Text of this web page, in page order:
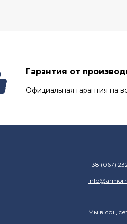
Гарантия от
Официальная гарантия на
+38 (067)
Мы в